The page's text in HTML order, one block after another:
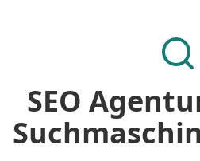
SEO